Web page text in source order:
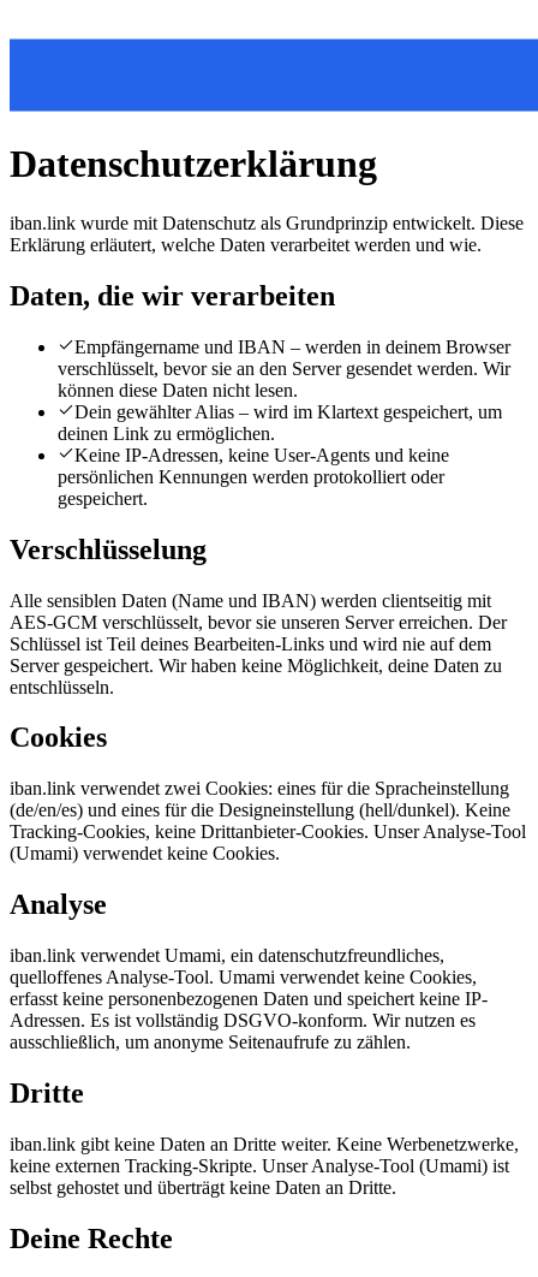
Datenschutzerklärung
iban.link wurde mit Datenschutz als Grundprinzip entwickelt. Diese
Erklärung erläutert, welche Daten verarbeitet werden und wie.
Daten, die wir verarbeiten
Empfängername und IBAN – werden in deinem Browser
verschlüsselt, bevor sie an den Server gesendet werden. Wir
können diese Daten nicht lesen.
Dein gewählter Alias – wird im Klartext gespeichert, um
deinen Link zu ermöglichen.
Keine IP-Adressen, keine User-Agents und keine
persönlichen Kennungen werden protokolliert oder
gespeichert.
Verschlüsselung
Alle sensiblen Daten (Name und IBAN) werden clientseitig mit
AES-GCM verschlüsselt, bevor sie unseren Server erreichen. Der
Schlüssel ist Teil deines Bearbeiten-Links und wird nie auf dem
Server gespeichert. Wir haben keine Möglichkeit, deine Daten zu
entschlüsseln.
Cookies
iban.link verwendet zwei Cookies: eines für die Spracheinstellung
(de/en/es) und eines für die Designeinstellung (hell/dunkel). Keine
Tracking-Cookies, keine Drittanbieter-Cookies. Unser Analyse-Tool
(Umami) verwendet keine Cookies.
Analyse
iban.link verwendet Umami, ein datenschutzfreundliches,
quelloffenes Analyse-Tool. Umami verwendet keine Cookies,
erfasst keine personenbezogenen Daten und speichert keine IP-
Adressen. Es ist vollständig DSGVO-konform. Wir nutzen es
ausschließlich, um anonyme Seitenaufrufe zu zählen.
Dritte
iban.link gibt keine Daten an Dritte weiter. Keine Werbenetzwerke,
keine externen Tracking-Skripte. Unser Analyse-Tool (Umami) ist
selbst gehostet und überträgt keine Daten an Dritte.
Deine Rechte